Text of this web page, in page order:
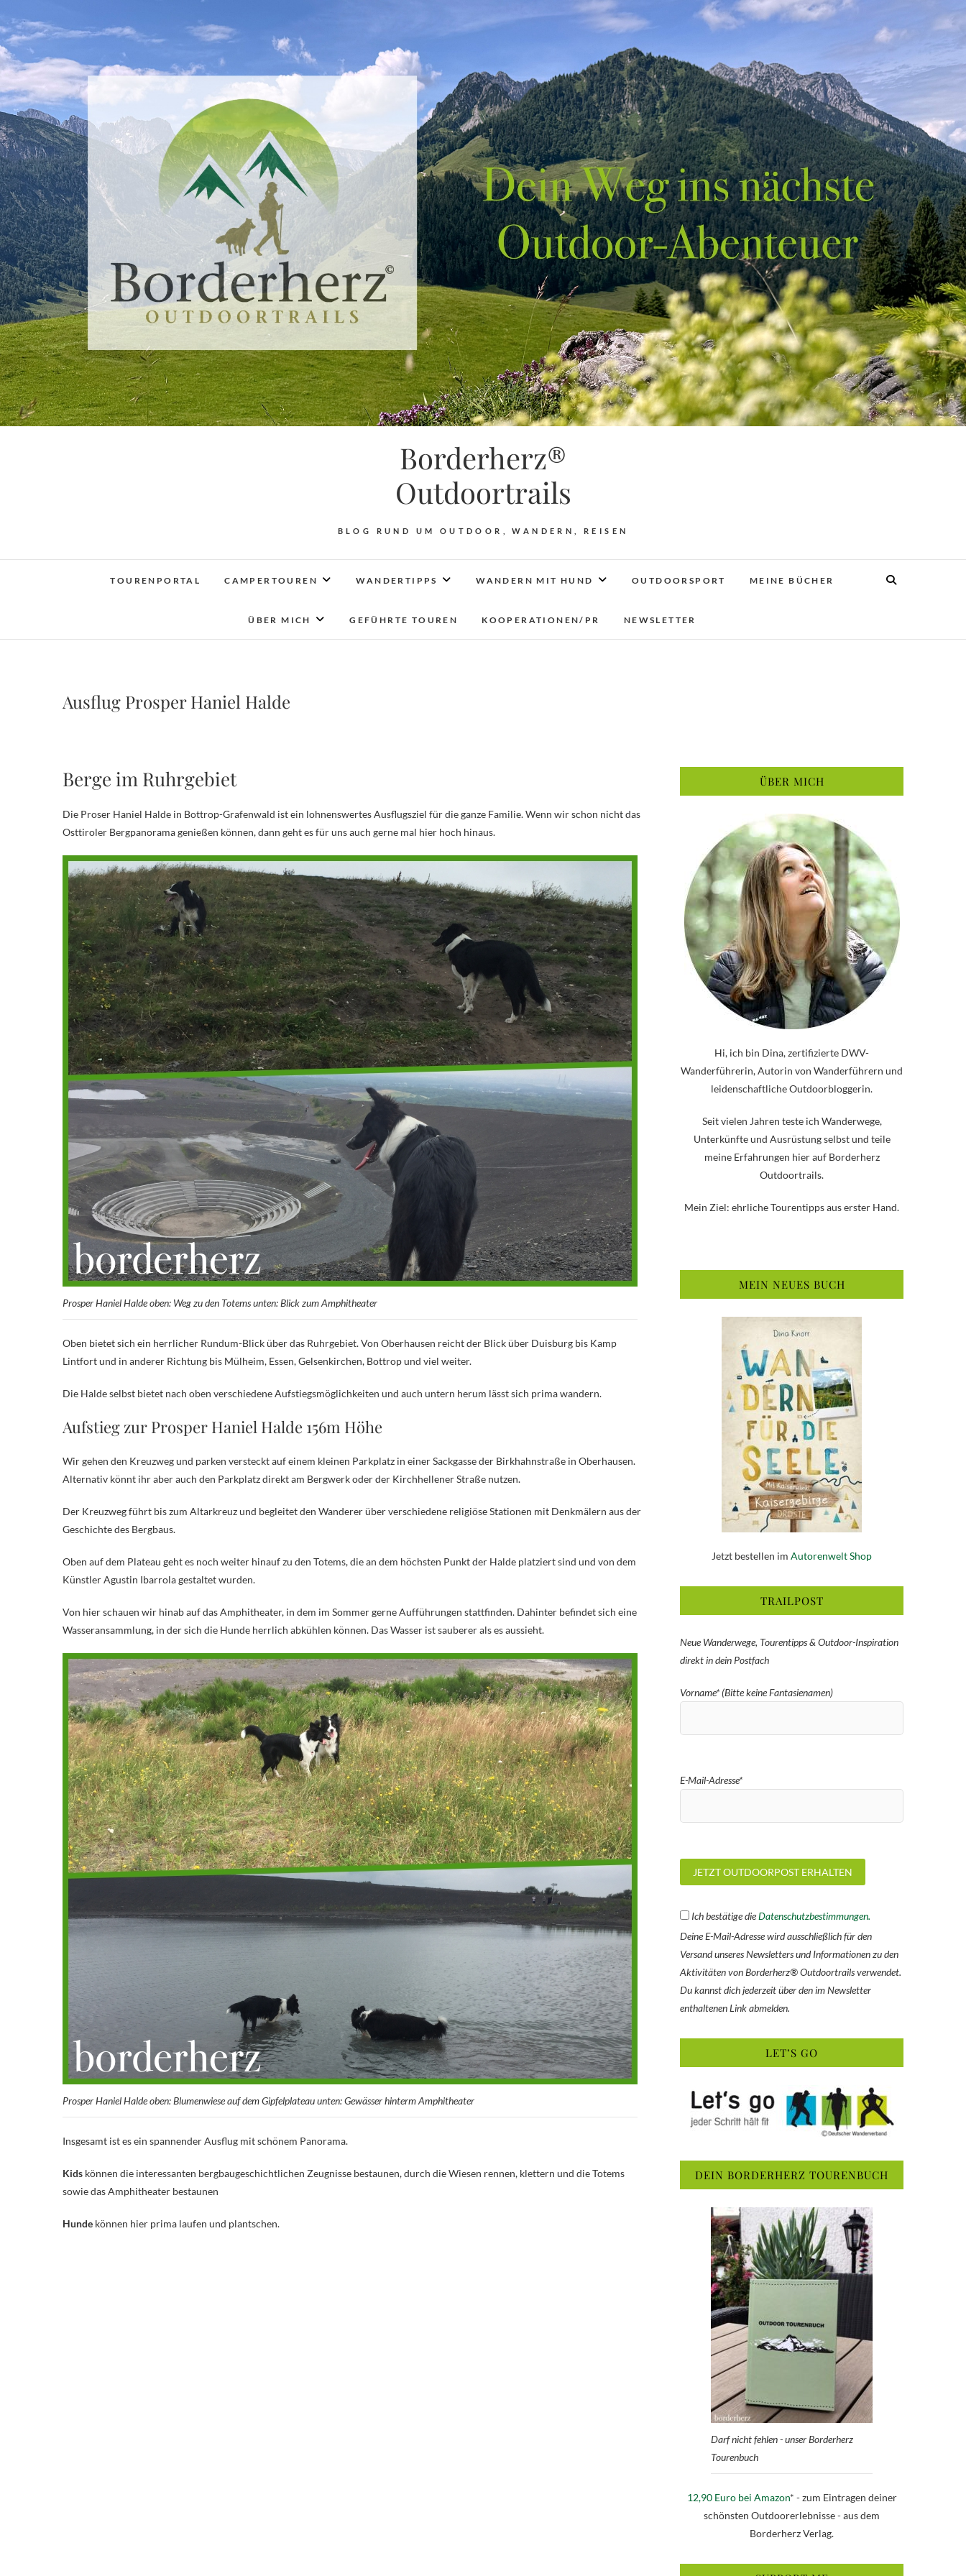
Borderherz®
Outdoortrails
BLOG RUND UM OUTDOOR, WANDERN, REISEN
TOURENPORTAL CAMPERTOUREN WANDERTIPPS WANDERN MIT HUND OUTDOORSPORT MEINE BÜCHER
ÜBER MICH GEFÜHRTE TOUREN KOOPERATIONEN/PR NEWSLETTER
Ausflug Prosper Haniel Halde
Berge im Ruhrgebiet
Die Proser Haniel Halde in Bottrop-Grafenwald ist ein lohnenswertes Ausflugsziel für die ganze Familie. Wenn wir schon nicht das
Osttiroler Bergpanorama genießen können, dann geht es für uns auch gerne mal hier hoch hinaus.
Prosper Haniel Halde oben: Weg zu den Totems unten: Blick zum Amphitheater
Oben bietet sich ein herrlicher Rundum-Blick über das Ruhrgebiet. Von Oberhausen reicht der Blick über Duisburg bis Kamp
Lintfort und in anderer Richtung bis Mülheim, Essen, Gelsenkirchen, Bottrop und viel weiter.
Die Halde selbst bietet nach oben verschiedene Aufstiegsmöglichkeiten und auch untern herum lässt sich prima wandern.
Aufstieg zur Prosper Haniel Halde 156m Höhe
Wir gehen den Kreuzweg und parken versteckt auf einem kleinen Parkplatz in einer Sackgasse der Birkhahnstraße in Oberhausen.
Alternativ könnt ihr aber auch den Parkplatz direkt am Bergwerk oder der Kirchhellener Straße nutzen.
Der Kreuzweg führt bis zum Altarkreuz und begleitet den Wanderer über verschiedene religiöse Stationen mit Denkmälern aus der
Geschichte des Bergbaus.
Oben auf dem Plateau geht es noch weiter hinauf zu den Totems, die an dem höchsten Punkt der Halde platziert sind und von dem
Künstler Agustin Ibarrola gestaltet wurden.
Von hier schauen wir hinab auf das Amphitheater, in dem im Sommer gerne Aufführungen stattfinden. Dahinter befindet sich eine
Wasseransammlung, in der sich die Hunde herrlich abkühlen können. Das Wasser ist sauberer als es aussieht.
Prosper Haniel Halde oben: Blumenwiese auf dem Gipfelplateau unten: Gewässer hinterm Amphitheater
Insgesamt ist es ein spannender Ausflug mit schönem Panorama.
Kids können die interessanten bergbaugeschichtlichen Zeugnisse bestaunen, durch die Wiesen rennen, klettern und die Totems
sowie das Amphitheater bestaunen
Hunde können hier prima laufen und plantschen.
ÜBER MICH
Hi, ich bin Dina, zertifizierte DWV-
Wanderführerin, Autorin von Wanderführern und
leidenschaftliche Outdoorbloggerin.
Seit vielen Jahren teste ich Wanderwege,
Unterkünfte und Ausrüstung selbst und teile
meine Erfahrungen hier auf Borderherz
Outdoortrails.
Mein Ziel: ehrliche Tourentipps aus erster Hand.
MEIN NEUES BUCH
Jetzt bestellen im Autorenwelt Shop
TRAILPOST
Neue Wanderwege, Tourentipps & Outdoor-Inspiration
direkt in dein Postfach
Vorname* (Bitte keine Fantasienamen)
E-Mail-Adresse*
Ich bestätige dieDatenschutzbestimmungen.
Deine E-Mail-Adresse wird ausschließlich für den
Versand unseres Newsletters und Informationen zu den
Aktivitäten von Borderherz® Outdoortrails verwendet.
Du kannst dich jederzeit über den im Newsletter
enthaltenen Link abmelden.
LET’S GO
DEIN BORDERHERZ TOURENBUCH
Darf nicht fehlen - unser Borderherz
Tourenbuch
12,90 Euro bei Amazon* - zum Eintragen deiner
schönsten Outdoorerlebnisse - aus dem
Borderherz Verlag.